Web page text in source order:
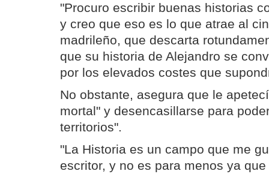
"Procuro escribir buenas historias
y creo que eso es lo que atrae al
madrileño, que descarta
que su historia de Alejandro se
por los elevados costes que
No obstante, asegura que le
mortal" y desencasillarse para
territorios".
"La Historia es un campo que me
escritor, y no es para menos ya